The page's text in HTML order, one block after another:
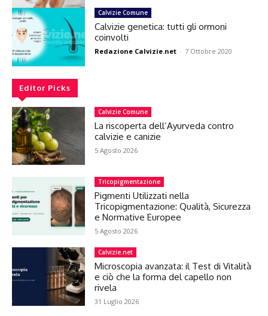
Calvizie Comune
Calvizie genetica: tutti gli ormoni
coinvolti
Redazione Calvizie.net - 7 Ottobre 2020
Editor Picks
Calvizie Comune
La riscoperta dell’Ayurveda contro
calvizie e canizie
5 Agosto 2026
Tricopigmentazione
Pigmenti Utilizzati nella
Tricopigmentazione: Qualità, Sicurezza
e Normative Europee
5 Agosto 2026
Calvizie.net
Microscopia avanzata: il Test di Vitalità
e ciò che la forma del capello non
rivela
31 Luglio 2026